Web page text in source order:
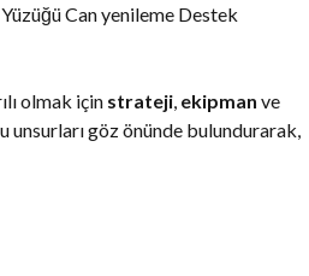
Can yenileme Destek
olmak için strateji, ekipman ve
göz önünde bulundurarak,